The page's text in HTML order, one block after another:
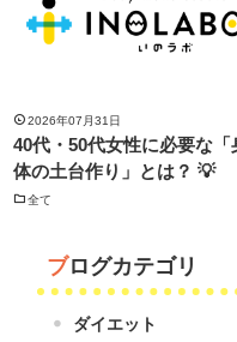
2026年07月31日
40代・50代女性に必要な「
体の土台作り」とは？ 💡
全て
ブログカテゴリ
ダイエット